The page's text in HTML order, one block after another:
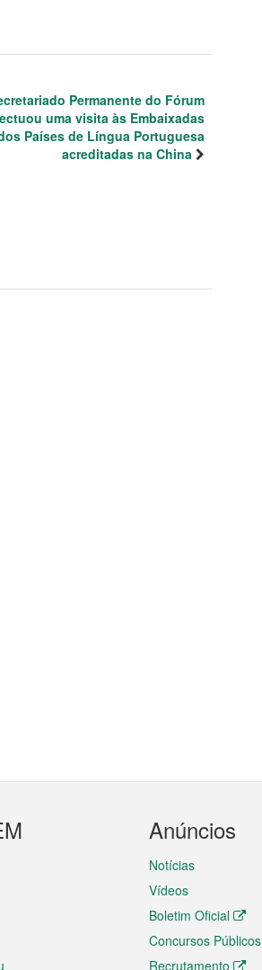
Permanente do Fórum
uma visita às Embaixadas
Países de Língua Portuguesa
acreditadas na China
Anúncios
Notícias
Vídeos
Boletim Oficial
Concursos Públicos
Recrutamento